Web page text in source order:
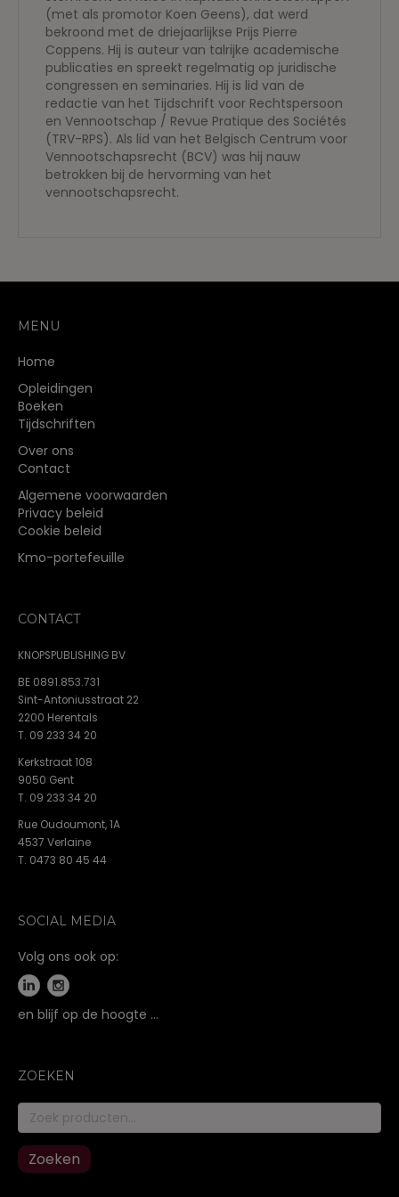
(met als promotor Koen Geens), dat werd
bekroond met de driejaarlijkse Prijs Pierre
Coppens. Hij is auteur van talrijke academische
publicaties en spreekt regelmatig op juridische
congressen en seminaries. Hij is lid van de
redactie van het Tijdschrift voor Rechtspersoon
en Vennootschap / Revue Pratique des Sociétés
(TRV-RPS). Als lid van het Belgisch Centrum voor
Vennootschapsrecht (BCV) was hij nauw
betrokken bij de hervorming van het
vennootschapsrecht.
MENU
Home
Opleidingen
Boeken
Tijdschriften
Over ons
Contact
Algemene voorwaarden
Privacy beleid
Cookie beleid
Kmo-portefeuille
CONTACT
KNOPSPUBLISHING BV
BE 0891.853.731
Sint-Antoniusstraat 22
2200 Herentals
T. 09 233 34 20
Kerkstraat 108
9050 Gent
T. 09 233 34 20
Rue Oudoumont, 1A
4537 Verlaine
T. 0473 80 45 44
SOCIAL MEDIA
Volg ons ook op:
en blijf op de hoogte …
ZOEKEN
Zoeken
naar:
Zoeken